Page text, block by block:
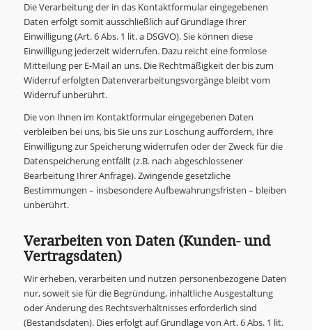
Die Verarbeitung der in das Kontaktformular eingegebenen
Daten erfolgt somit ausschließlich auf Grundlage Ihrer
Einwilligung (Art. 6 Abs. 1 lit. a DSGVO). Sie können diese
Einwilligung jederzeit widerrufen. Dazu reicht eine formlose
Mitteilung per E-Mail an uns. Die Rechtmäßigkeit der bis zum
Widerruf erfolgten Datenverarbeitungsvorgänge bleibt vom
Widerruf unberührt.
Die von Ihnen im Kontaktformular eingegebenen Daten
verbleiben bei uns, bis Sie uns zur Löschung auffordern, Ihre
Einwilligung zur Speicherung widerrufen oder der Zweck für die
Datenspeicherung entfällt (z.B. nach abgeschlossener
Bearbeitung Ihrer Anfrage). Zwingende gesetzliche
Bestimmungen – insbesondere Aufbewahrungsfristen – bleiben
unberührt.
Verarbeiten von Daten (Kunden- und
Vertragsdaten)
Wir erheben, verarbeiten und nutzen personenbezogene Daten
nur, soweit sie für die Begründung, inhaltliche Ausgestaltung
oder Änderung des Rechtsverhältnisses erforderlich sind
(Bestandsdaten). Dies erfolgt auf Grundlage von Art. 6 Abs. 1 lit.